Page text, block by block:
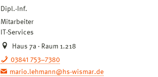
Dipl.-Inf.
Mitarbeiter
IT-Services
Haus 7a · Raum 1.218
03841 753–7380
mario.lehmann@hs-wismar.de